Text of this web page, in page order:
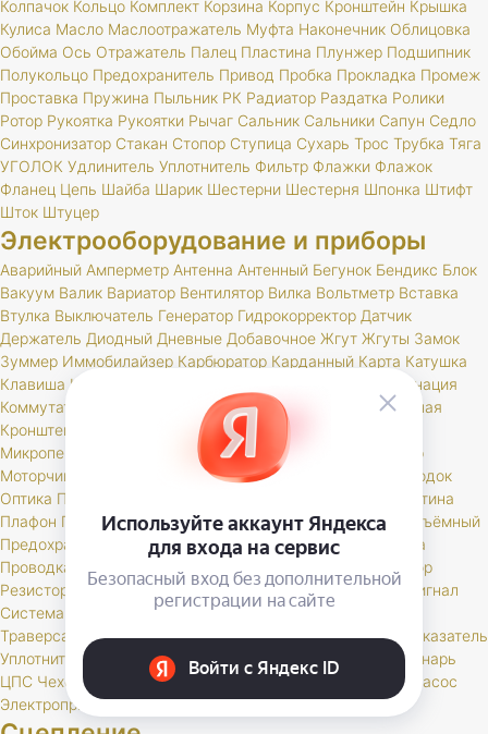
Колпачок Кольцо Комплект Корзина Корпус Кронштейн Крышка
Кулиса Масло Маслоотражатель Муфта Наконечник Облицовка
Обойма Ось Отражатель Палец Пластина Плунжер Подшипник
Полукольцо Предохранитель Привод Пробка Прокладка Промеж
Проставка Пружина Пыльник РК Радиатор Раздатка Ролики
Ротор Рукоятка Рукоятки Рычаг Сальник Сальники Сапун Седло
Синхронизатор Стакан Стопор Ступица Сухарь Трос Трубка Тяга
УГОЛОК Удлинитель Уплотнитель Фильтр Флажки Флажок
Фланец Цепь Шайба Шарик Шестерни Шестерня Шпонка Штифт
Шток Штуцер
Электрооборудование и приборы
Аварийный Амперметр Антенна Антенный Бегунок Бендикс Блок
Вакуум Валик Вариатор Вентилятор Вилка Вольтметр Вставка
Втулка Выключатель Генератор Гидрокорректор Датчик
Держатель Диодный Дневные Добавочное Жгут Жгуты Замок
Зуммер Иммобилайзер Карбюратор Карданный Карта Катушка
Клавиша Клапан
Комбинация
Коммутатор
Компрессор Конденсатор
Контактная
Кронштейн
Личинка
Магнитола
Микропереключатель
Модуль Мост Мотор
Моторедуктор
Моторчик
Наконечник Насос Ножной
Ободок
Оптика Патрон
Пластина
Плафон Повторитель Поддон Подсветка Подшипник
Подъёмный
Предохранитель
Прибор Прикуриватель Провод
Провода
Проводка
Пыльник
Регулятор
Резистор
Реле Реостат Решетка Розетка Рычаг Свеча
Сигнал
Система
Соединитель Спидометр Стартер
Траверса
Трамблер Транспондер Трос Трубка Тумблер
Указатель
Уплотнитель
Установ Устройство Фара Фароискатель
Фонарь
ЦПС Чехол Щетка Щиток
Электробензонасос
Электропривод Якорь